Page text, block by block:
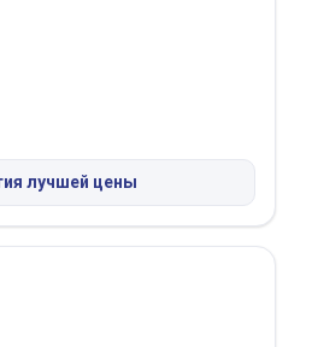
лучшей цены
только
банка